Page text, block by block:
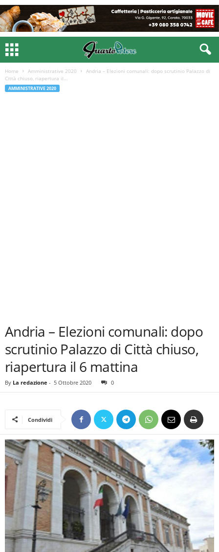
Home Amministrative 2020
Andria – Elezioni comunali: dopo scrutinio Palazzo di
Città chiuso, riapertura il...
AMMINISTRATIVE 2020
Andria – Elezioni comunali: dopo
scrutinio Palazzo di Città chiuso,
riapertura il 6 mattina
By La redazione - 5 Ottobre 2020 0
Condividi